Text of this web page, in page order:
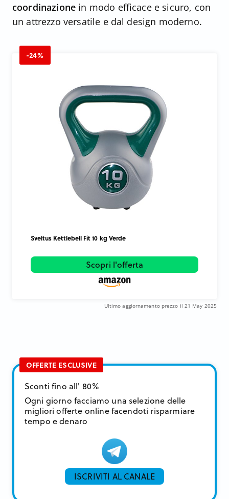
coordinazione in modo efficace e sicuro, con
un attrezzo versatile e dal design moderno.
-24%
Sveltus Kettlebell Fit 10 kg Verde
Scopri l'offerta
Ultimo aggiornamento prezzo il 21 May 2025
OFFERTE ESCLUSIVE
Sconti fino all' 80%
Ogni giorno facciamo una selezione delle
migliori offerte online facendoti risparmiare
tempo e denaro
ISCRIVITI AL CANALE